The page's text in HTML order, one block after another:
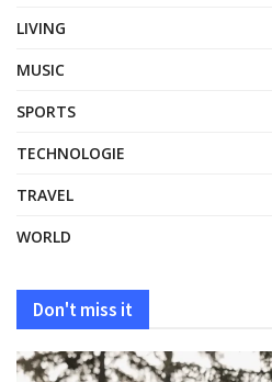
LIVING
MUSIC
SPORTS
TECHNOLOGIE
TRAVEL
WORLD
Don't miss it